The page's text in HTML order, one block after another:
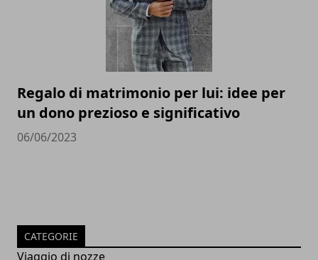
Regalo di matrimonio per lui: idee per
un dono prezioso e significativo
06/06/2023
CATEGORIE
Viaggio di nozze